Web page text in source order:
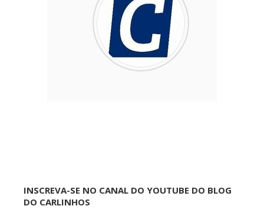
INSCREVA-SE NO CANAL DO YOUTUBE DO BLOG
DO CARLINHOS